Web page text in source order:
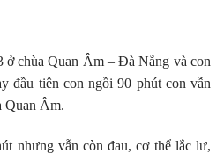
ở chùa Quan Âm – Đà Nẵng và con
đầu tiên con ngồi 90 phút con vẫn
Quan Âm.
nhưng vẫn còn đau, cơ thể lắc lư,